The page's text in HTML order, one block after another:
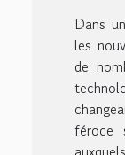
Dans
les
de
féroce